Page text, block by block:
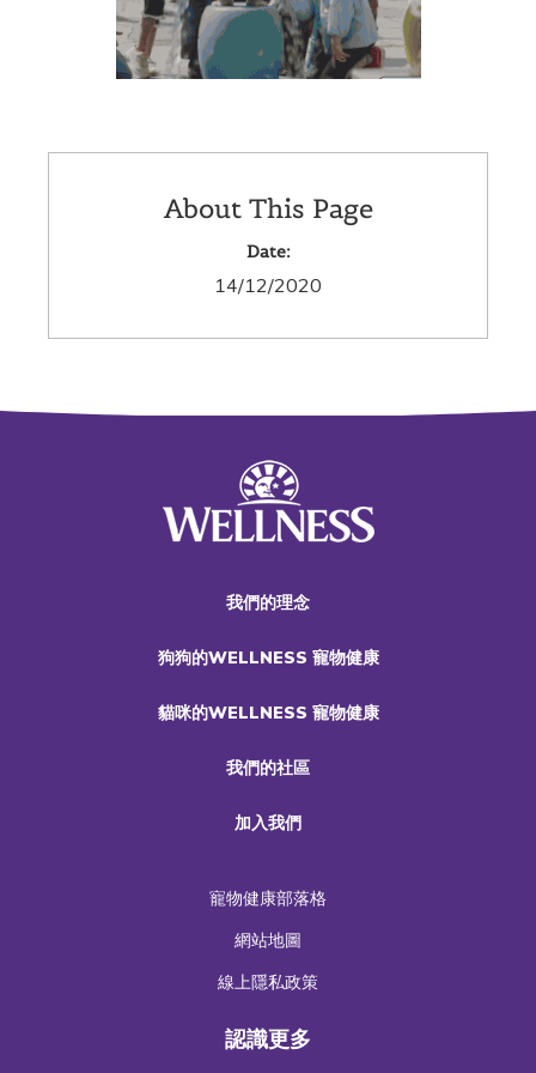
About This Page
Date:
14/12/2020
我們的理念
狗狗的WELLNESS 寵物健康
貓咪的WELLNESS 寵物健康
我們的社區
加入我們
寵物健康部落格
網站地圖
線上隱私政策
認識更多